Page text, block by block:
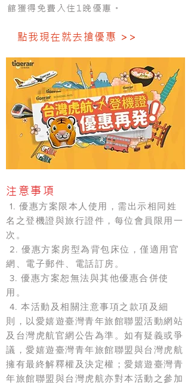
館獲得免費入住1晚優惠。
點我現在就去搶優惠 >>
注意事項
1. 優惠方案限本人使用，需出示相同姓
名之登機證與旅行證件，每位會員限用一
次。
2. 優惠方案房型為背包床位，僅適用官
網、電子郵件、電話訂房。
3. 優惠方案恕無法與其他優惠合併使
用。
4. 本活動及相關注意事項之款項及細
則，以愛嬉遊臺灣青年旅館聯盟活動網站
及台灣虎航官網公告為準。如有疑義或爭
議，愛嬉遊臺灣青年旅館聯盟與台灣虎航
擁有最終解釋權及決定權；愛嬉遊臺灣青
年旅館聯盟與台灣虎航亦對本活動之參加